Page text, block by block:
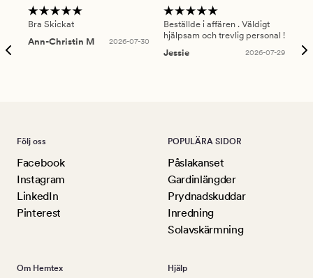
Bra Skickat
Ann-Christin M
2026-07-30
Beställde i affären . Väldigt
hjälpsam och trevlig personal !
Jessie
2026-07-29
Följ oss
Facebook
Instagram
LinkedIn
Pinterest
POPULÄRA SIDOR
Påslakanset
Gardinlängder
Prydnadskuddar
Inredning
Solavskärmning
Om Hemtex Hjälp